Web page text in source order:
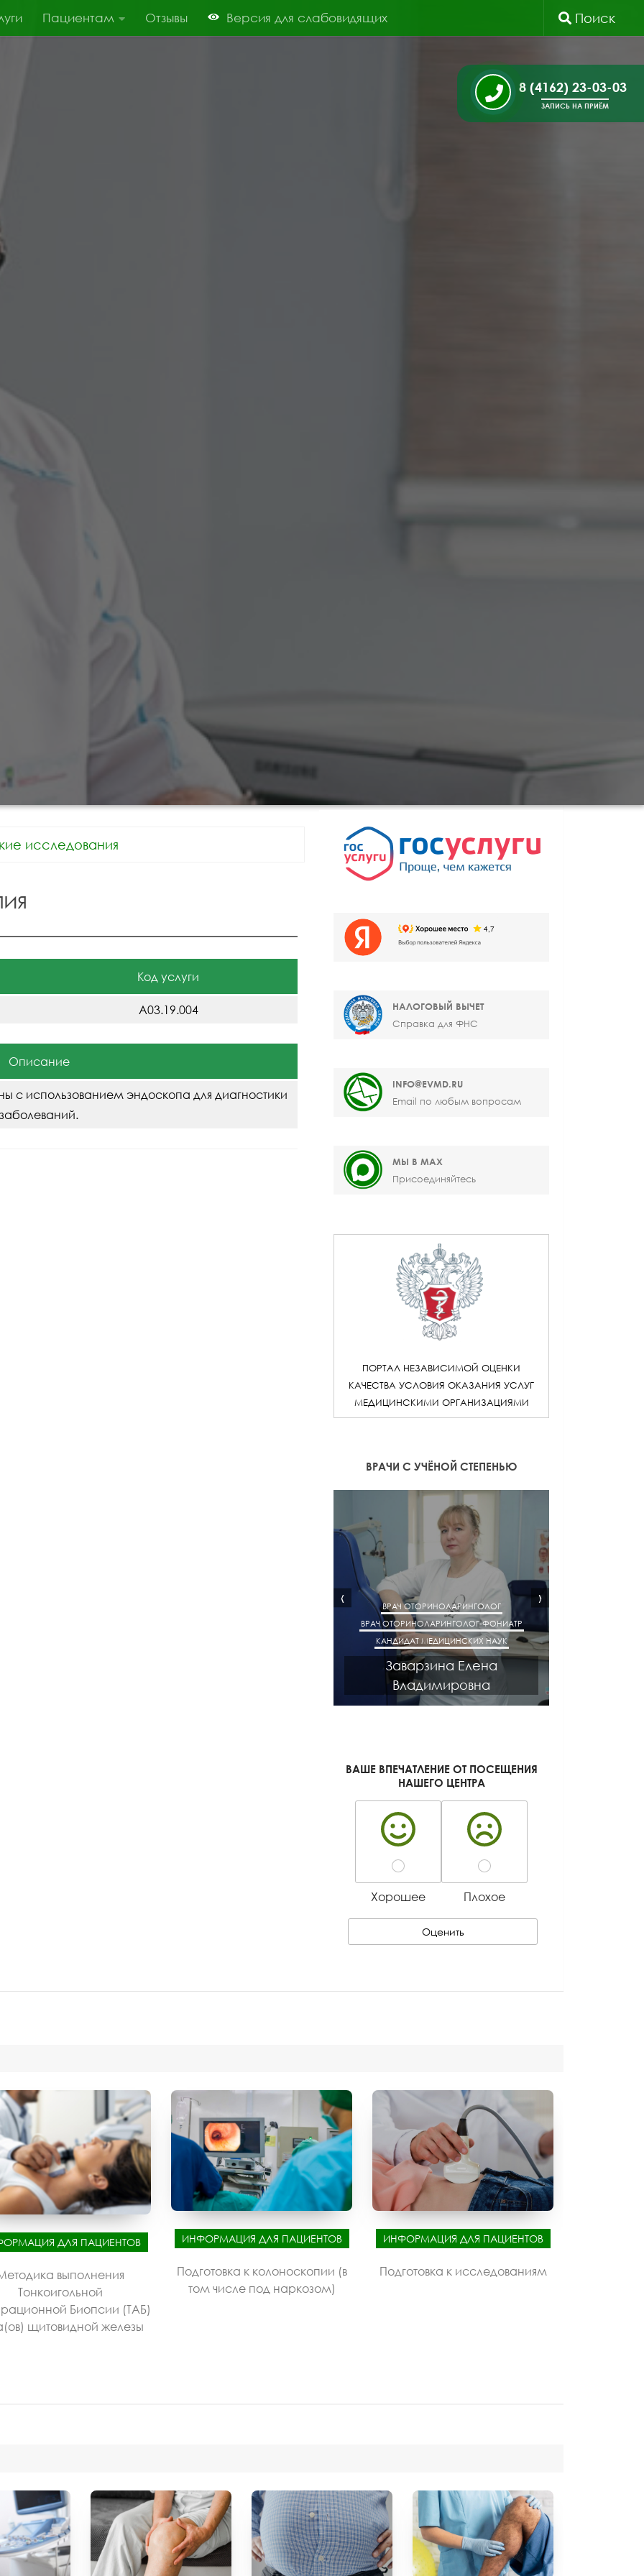
Пациентам Отзывы Версия для слабовидящих Поиск
8 (4162) 23-03-03
ЗАПИСЬ НА ПРИЁМ
исследования
Код услуги
А03.19.004
Описание
с использованием эндоскопа для диагностики
заболеваний.
НАЛОГОВЫЙ ВЫЧЕТ
Справка для ФНС
INFO@EVMD.RU
Email по любым вопросам
МЫ В MAX
Присоединяйтесь
ПОРТАЛ НЕЗАВИСИМОЙ ОЦЕНКИ
КАЧЕСТВА УСЛОВИЯ ОКАЗАНИЯ УСЛУГ
МЕДИЦИНСКИМИ ОРГАНИЗАЦИЯМИ
ВРАЧИ С УЧЁНОЙ СТЕПЕНЬЮ
ВРАЧ ОТОРИНОЛАРИНГОЛОГ
ВРАЧ ОТОРИНОЛАРИНГОЛОГ-ФОНИАТР
КАНДИДАТ МЕДИЦИНСКИХ НАУК
Заварзина Елена
Владимировна
‹ ›
ВАШЕ ВПЕЧАТЛЕНИЕ ОТ ПОСЕЩЕНИЯ
НАШЕГО ЦЕНТРА
Хорошее Плохое
Оценить
ДЛЯ ПАЦИЕНТОВ
выполнения
Тонкоигольной
Биопсии (ТАБ)
щитовидной железы
ИНФОРМАЦИЯ ДЛЯ ПАЦИЕНТОВ
Подготовка к колоноскопии (в
том числе под наркозом)
ИНФОРМАЦИЯ ДЛЯ ПАЦИЕНТОВ
Подготовка к исследованиям